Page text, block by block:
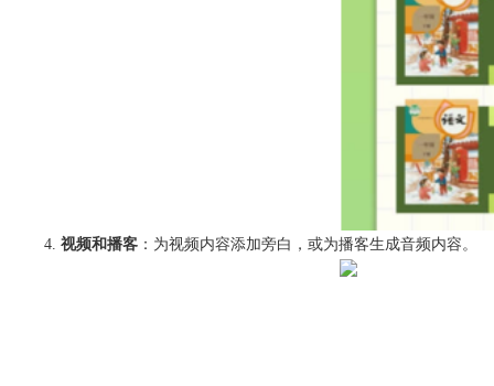
视频和播客 ：为视频内容添加旁白，或为播客生成音频内容。